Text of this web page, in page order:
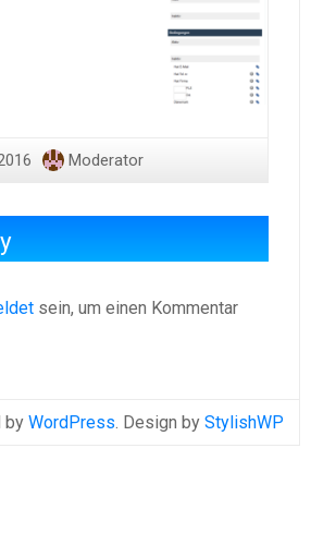
Moderator
sein, um einen Kommentar
by WordPress. Design by StylishWP